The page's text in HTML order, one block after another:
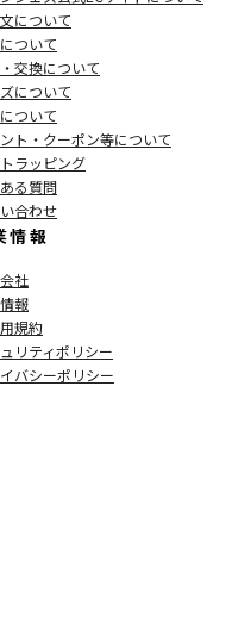
について
ついて
交換について
について
ついて
ト・クーポン等について
ラッピング
る質問
合わせ
情報
社
報
規約
リティポリシー
バシーポリシー